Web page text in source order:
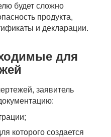
будет сложно
продукта,
и декларации.
для
заявитель
которого создается